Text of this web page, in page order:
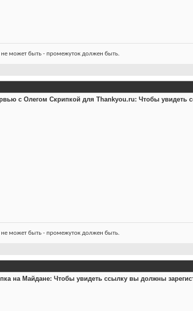
не может быть - промежуток должен быть.
с Олегом Скрипкой для Thankyou.ru: Чтобы увидеть
не может быть - промежуток должен быть.
на Майдане: Чтобы увидеть ссылку вы должны